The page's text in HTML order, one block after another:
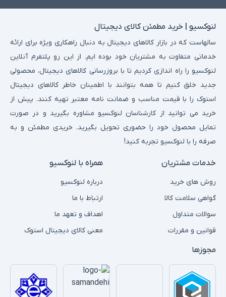
لنوکسیو | خرید مطمئن کالای دیجیتال
سالهاست که در بازار کالاهای دیجیتال به دنبال راهکاری ویژه برای ارائه
خدماتی متفاوت به مشتریان خود بوده ایم. از این رو پلتفرم آنلاین
لنوکسیو را راه اندازی کردیم تا با بروزرسانی کالاهای دیجیتال، محصولی
جدید خلق کنیم تا همه بتوانند با اطمینان خاطر کالاهای دیجیتال
استوک را با قیمت مناسب و ضمانت نامه معتبر تهیه کنند. پیش از
خرید می توانید از کارشناسان لنوکسیو مشاوره بگیرید و در صورت
تمایل محصول خود را حضوری تحویل بگیرید. خریدی مطمئن و به
صرفه را با لنوکسیو تجربه کنید!
خدمات مشتریان
روش های خرید
گواهی سلامت کالا
سوالات متداول
قوانین و مقررات
همراه با لنوکسیو
درباره لنوکسیو
ارتباط با ما
اهداف و تعهد ما
معنی کالای دیجیتال استوک
مجوزها